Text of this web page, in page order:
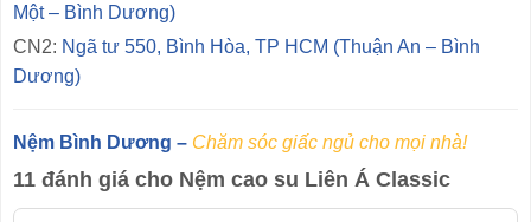
Một – Bình Dương)
CN2: Ngã tư 550, Bình Hòa, TP HCM (Thuận An – Bình
Dương)
Nệm Bình Dương – Chăm sóc giấc ngủ cho mọi nhà!
11 đánh giá cho Nệm cao su Liên Á Classic